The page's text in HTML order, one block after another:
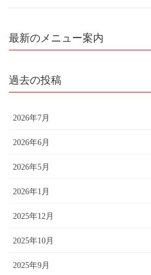
最新のメニュー案内
過去の投稿
2026年7月
2026年6月
2026年5月
2026年1月
2025年12月
2025年10月
2025年9月